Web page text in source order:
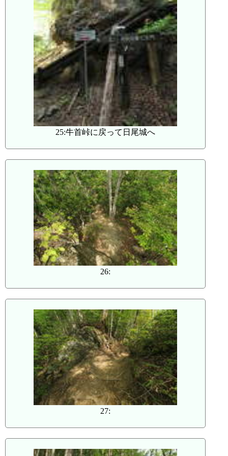
25:牛首峠に戻って日尾城へ
26:
27: